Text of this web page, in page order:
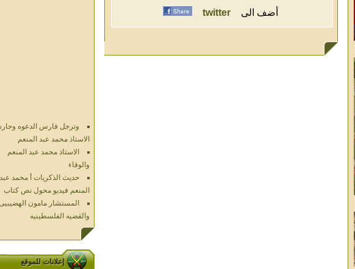
أضف الى twitter
الاستاذ محمد عبد المنعم
والوفاء
حديث الذكريات أ محمد عبد
المنعم فيديو محول نص كتاب
المستشار مامون الهضيبيى
والقضيه الفلسطينيه
العداله الغائبه 1000 شهيد
فلسطين ده كان زمان
الاقصى فى قلوبنا
خواطر الحج
الاخوان فى حرب فلسطين
إعلانات للموقع